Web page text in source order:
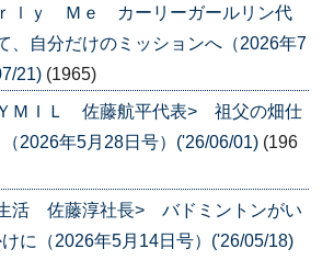
ｌｙ Ｍｅ カーリーガールリン代
自分だけのミッションへ（2026年7
21) (1965)
ＭＩＬ 佐藤航平代表> 祖父の畑仕
2026年5月28日号）('26/06/01) (196
活 佐藤淳社長> バドミントンがい
に（2026年5月14日号）('26/05/18)